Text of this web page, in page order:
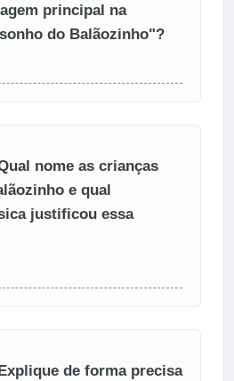
principal na
do Balãozinho"?
nome as crianças
e qual
justificou essa
de forma precisa